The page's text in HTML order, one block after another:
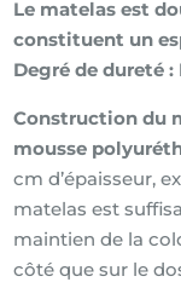
de
coco
épaisseur
x
80x190cm
déhoussable
Le matelas est
constituent un
Degré de dureté :
Construction du
mousse
cm d’épaisseur,
matelas est
maintien de la
côté que sur le